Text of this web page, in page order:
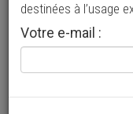
destinées à l’usage
Votre e-mail :